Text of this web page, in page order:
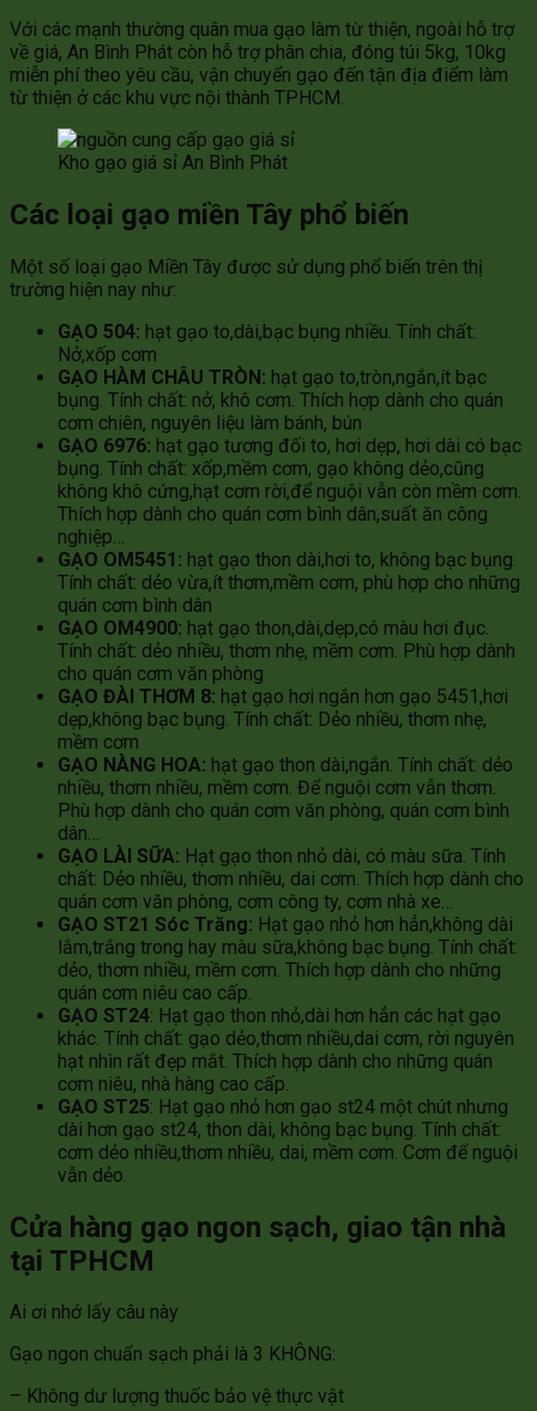
Với các mạnh thường quân mua gạo làm từ thiện, ngoài hỗ trợ
về giá, An Bình Phát còn hỗ trợ phân chia, đóng túi 5kg, 10kg
miễn phí theo yêu cầu, vận chuyển gạo đến tận địa điểm làm
từ thiện ở các khu vực nội thành TPHCM.
Kho gạo giá sỉ An Bình Phát
Các loại gạo miền Tây phổ biến
Một số loại gạo Miền Tây được sử dụng phổ biến trên thị
trường hiện nay như:
GẠO 504: hạt gạo to,dài,bạc bụng nhiều. Tính chất:
Nở,xốp cơm
GẠO HÀM CHÂU TRÒN: hạt gạo to,tròn,ngắn,ít bạc
bụng. Tính chất: nở, khô cơm. Thích hợp dành cho quán
cơm chiên, nguyên liệu làm bánh, bún
GẠO 6976: hạt gạo tương đối to, hơi dẹp, hơi dài có bạc
bụng. Tính chất: xốp,mềm cơm, gạo không dẻo,cũng
không khô cứng,hạt cơm rời,để nguội vẫn còn mềm cơm.
Thích hợp dành cho quán cơm bình dân,suất ăn công
nghiệp…
GẠO OM5451: hạt gạo thon dài,hơi to, không bạc bụng.
Tính chất: dẻo vừa,ít thơm,mềm cơm, phù hợp cho những
quán cơm bình dân
GẠO OM4900: hạt gạo thon,dài,dẹp,có màu hơi đục.
Tính chất: dẻo nhiều, thơm nhẹ, mềm cơm. Phù hợp dành
cho quán cơm văn phòng
GẠO ĐÀI THƠM 8: hạt gạo hơi ngắn hơn gạo 5451,hơi
dẹp,không bạc bụng. Tính chất: Dẻo nhiều, thơm nhẹ,
mềm cơm
GẠO NÀNG HOA: hạt gạo thon dài,ngắn. Tính chất: dẻo
nhiều, thơm nhiều, mềm cơm. Để nguội cơm vẫn thơm.
Phù hợp dành cho quán cơm văn phòng, quán cơm bình
dân…
GẠO LÀI SỮA: Hạt gạo thon nhỏ dài, có màu sữa. Tính
chất: Dẻo nhiều, thơm nhiều, dai cơm. Thích hợp dành cho
quán cơm văn phòng, cơm công ty, cơm nhà xe…
GẠO ST21 Sóc Trăng: Hạt gạo nhỏ hơn hẳn,không dài
lắm,trắng trong hay màu sữa,không bạc bụng. Tính chất:
dẻo, thơm nhiều, mềm cơm. Thích hợp dành cho những
quán cơm niêu cao cấp.
GẠO ST24: Hạt gạo thon nhỏ,dài hơn hẳn các hạt gạo
khác. Tính chất: gạo dẻo,thơm nhiều,dai cơm, rời nguyên
hạt nhìn rất đẹp mắt. Thích hợp dành cho những quán
cơm niêu, nhà hàng cao cấp.
GẠO ST25: Hạt gạo nhỏ hơn gạo st24 một chút nhưng
dài hơn gạo st24, thon dài, không bạc bụng. Tính chất:
cơm dẻo nhiều,thơm nhiều, dai, mềm cơm. Cơm để nguội
vẫn dẻo.
Cửa hàng gạo ngon sạch, giao tận nhà
tại TPHCM
Ai ơi nhớ lấy câu này
Gạo ngon chuẩn sạch phải là 3 KHÔNG:
– Không dư lượng thuốc bảo vệ thực vật